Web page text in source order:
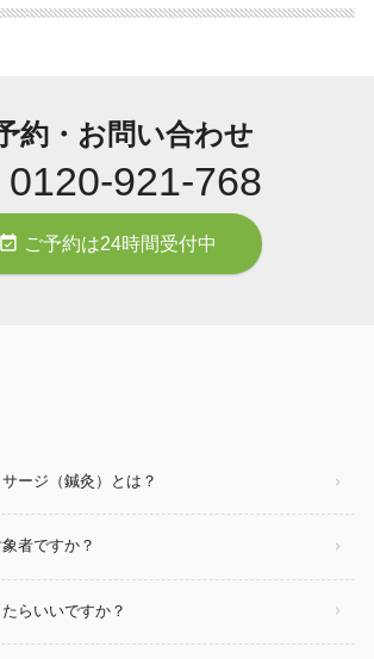
約・お問い合わせ
921-768
event_available ご予約は24時間受付中
ージ（鍼灸）とは？
者ですか？
らいいですか？